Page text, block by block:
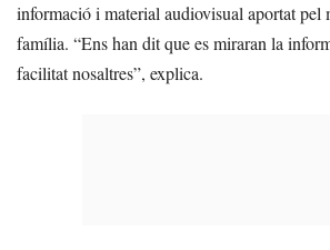
informació i material audiovisual aportat pel
família. “Ens han dit que es miraran la
facilitat nosaltres”, explica.